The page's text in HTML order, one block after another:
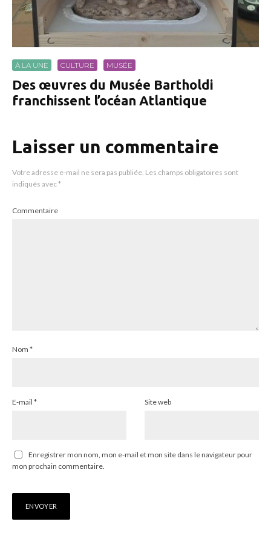
À LA UNE CULTURE MUSÉE
Des œuvres du Musée Bartholdi
franchissent l’océan Atlantique
Laisser un commentaire
Votre adresse e-mail ne sera pas publiée. Les champs obligatoires sont
indiqués avec*
Commentaire
Nom *
E-mail * Site web
Enregistrer mon nom, mon e-mail et mon site dans le navigateur pour
mon prochain commentaire.